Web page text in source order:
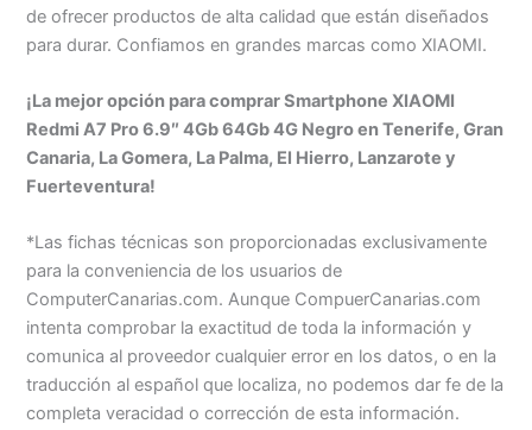
de ofrecer productos de alta calidad que están diseñados
para durar. Confiamos en grandes marcas como XIAOMI.
¡La mejor opción para comprar Smartphone XIAOMI
Redmi A7 Pro 6.9″ 4Gb 64Gb 4G Negro en Tenerife, Gran
Canaria, La Gomera, La Palma, El Hierro, Lanzarote y
Fuerteventura!
*Las fichas técnicas son proporcionadas exclusivamente
para la conveniencia de los usuarios de
ComputerCanarias.com. Aunque CompuerCanarias.com
intenta comprobar la exactitud de toda la información y
comunica al proveedor cualquier error en los datos, o en la
traducción al español que localiza, no podemos dar fe de la
completa veracidad o corrección de esta información.